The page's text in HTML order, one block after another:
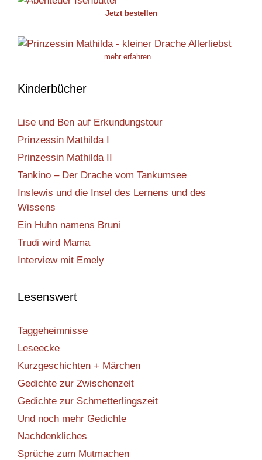
Jetzt bestellen
mehr erfahren...
Kinderbücher
Lise und Ben auf Erkundungstour
Prinzessin Mathilda I
Prinzessin Mathilda II
Tankino – Der Drache vom Tankumsee
Inslewis und die Insel des Lernens und des
Wissens
Ein Huhn namens Bruni
Trudi wird Mama
Interview mit Emely
Lesenswert
Taggeheimnisse
Leseecke
Kurzgeschichten + Märchen
Gedichte zur Zwischenzeit
Gedichte zur Schmetterlingszeit
Und noch mehr Gedichte
Nachdenkliches
Sprüche zum Mutmachen